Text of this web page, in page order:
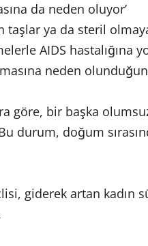
da neden oluyor’
ya da steril
AIDS hastalığına
neden
göre, bir başka
durum, doğum
giderek artan kadın